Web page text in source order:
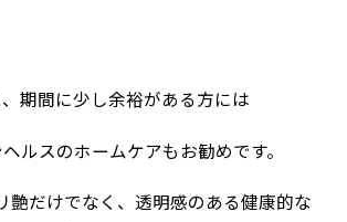
期間に少し余裕がある方には
ルスのホームケアもお勧めです。
艶だけでなく、透明感のある健康的な